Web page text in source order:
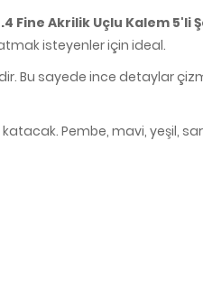
Fine Akrilik Uçlu Kalem 5'li
isteyenler için ideal.
Bu sayede ince detaylar
Pembe, mavi, yeşil,